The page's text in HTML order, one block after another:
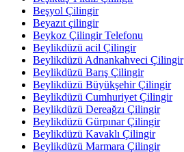
Beşyol Çilingir
Beyazıt çilingir
Beykoz Çilingir Telefonu
Beylikdüzü acil Çilingir
Beylikdüzü Adnankahveci Çilingir
Beylikdüzü Barış Çilingir
Beylikdüzü Büyükşehir Çilingir
Beylikdüzü Cumhuriyet Çilingir
Beylikdüzü Dereağzı Çilingir
Beylikdüzü Gürpınar Çilingir
Beylikdüzü Kavaklı Çilingir
Beylikdüzü Marmara Çilingir